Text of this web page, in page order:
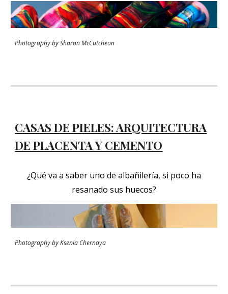
Photography by Sharon McCutcheon
CASAS DE PIELES: ARQUITECTURA
DE PLACENTA Y CEMENTO
¿Qué va a saber uno de albañilería, si poco ha
resanado sus huecos?
Photography by Ksenia Chernaya